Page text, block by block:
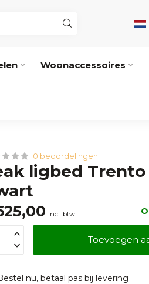
Woonaccessoires
0 beoordelingen
ligbed
Incl. btw
Toevoegen
nu, betaal pas bij levering